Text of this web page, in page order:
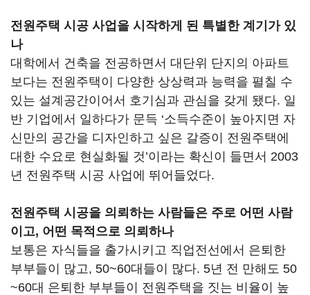
전원주택 시공 사업을 시작하게 된 특별한 계기가 있
나
대학에서 건축을 전공하면서 대단위 단지의 아파트
보다는 전원주택이 다양한 상상력과 능력을 펼칠 수
있는 설계공간이어서 호기심과 관심을 갖게 됐다. 일
반 기업에서 일하다가 문득 ‘소득수준이 높아지면 자
신만의 공간을 디자인하고 싶은 갈증이 전원주택에
대한 수요로 현실화될 것’이라는 확신이 들면서 2003
년 전원주택 시공 사업에 뛰어들었다.
전원주택 시공을 의뢰하는 사람들은 주로 어떤 사람
이고, 어떤 목적으로 의뢰하나
보통은 자식들을 출가시키고 직업전선에서 은퇴한
부부들이 많고, 50~60대들이 많다. 5년 전 만해도 50
~60대 은퇴한 부부들이 전원주택을 짓는 비율이 높